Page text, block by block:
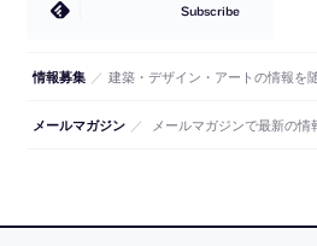
Subscribe
情報募集 ／ 建築・デザイン・アートの情報を
メールマガジン ／ メールマガジンで最新の情